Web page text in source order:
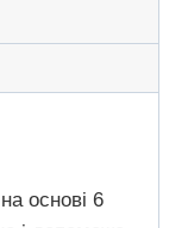
основі 6